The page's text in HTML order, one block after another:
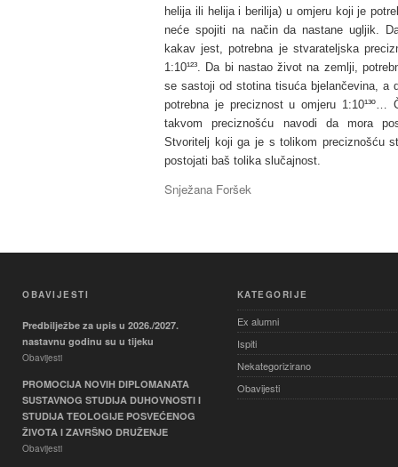
helija ili helija i berilija) u omjeru koji je
neće spojiti na način da nastane ugljik.
kakav jest, potrebna je stvarateljska
1:10¹²³. Da bi nastao život na zemlji,
se sastoji od stotina tisuća bjelančevina, a
potrebna je preciznost u omjeru
takvom preciznošću navodi da mora
Stvoritelj koji ga je s tolikom preciznošću
postojati baš tolika slučajnost.
Snježana Foršek
OBAVIJESTI
Predbilježbe za upis u 2026./2027.
nastavnu godinu su u tijeku
Obavijesti
PROMOCIJA NOVIH DIPLOMANATA
SUSTAVNOG STUDIJA DUHOVNOSTI I
STUDIJA TEOLOGIJE POSVEĆENOG
ŽIVOTA I ZAVRŠNO DRUŽENJE
Obavijesti
KATEGORIJE
Ex alumni
Ispiti
Nekategorizirano
Obavijesti